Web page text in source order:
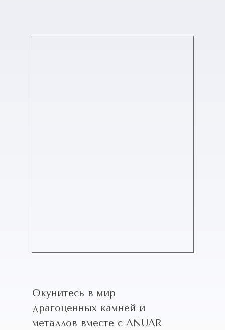
Окунитесь в мир
драгоценных камней и
металлов вместе с ANUAR